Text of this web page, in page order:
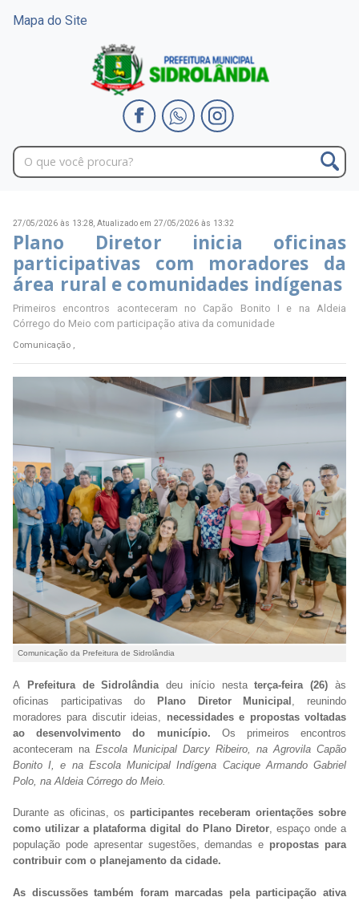
Mapa do Site
27/05/2026 às 13:28, Atualizado em 27/05/2026 às 13:32
Plano Diretor inicia oficinas
participativas com moradores da
área rural e comunidades indígenas
Primeiros encontros aconteceram no Capão Bonito I e na Aldeia
Córrego do Meio com participação ativa da comunidade
Comunicação ,
Comunicação da Prefeitura de Sidrolândia
A Prefeitura de Sidrolândiadeu início nestaterça-feira (26) às
oficinas participativas do Plano Diretor Municipal , reunindo
moradores para discutir ideias, necessidades e propostas voltadas
ao desenvolvimento do município. Os primeiros encontros
aconteceram naEscola Municipal Darcy Ribeiro, na Agrovila Capão
Bonito I, e na Escola Municipal Indígena Cacique Armando Gabriel
Polo, na Aldeia Córrego do Meio.
Durante as oficinas, os participantes receberam orientações sobre
como utilizar a plataforma digital do Plano Diretor, espaço onde a
população pode apresentar sugestões, demandas e propostas para
contribuir com o planejamento da cidade.
As discussões também foram marcadas pela participação ativa